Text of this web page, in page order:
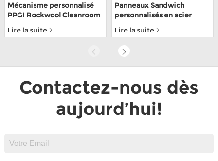
Mécanisme personnalisé
PPGI Rockwool Cleanroom
alimentaire
Lire la suite
Panneaux Sandwich
personnalisés en acier
la main pour salle blanche
avec ISO9001
Lire la suite
Contactez-nous dès
aujourd’hui!